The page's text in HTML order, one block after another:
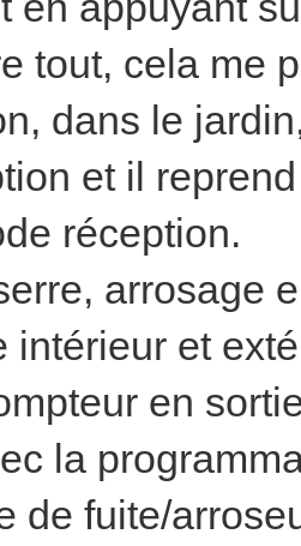
tout, cela me
dans le
et il
réception.
arrosage
intérieur et
en
la
de fuite/